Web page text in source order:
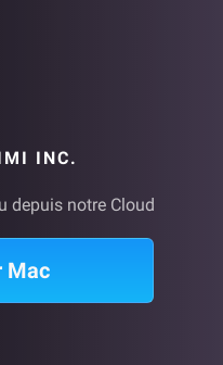
INC.
depuis notre Cloud
Mac